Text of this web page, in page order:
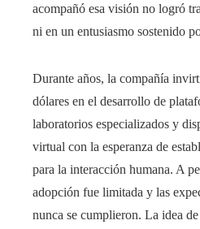
acompañó esa visión no logró
ni en un entusiasmo sostenido
Durante años, la compañía
dólares en el desarrollo de
laboratorios especializados y
virtual con la esperanza de
para la interacción humana. A
adopción fue limitada y las
nunca se cumplieron. La idea